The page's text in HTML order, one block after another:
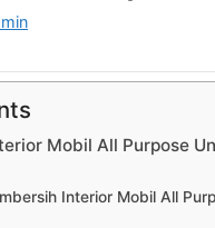
Mobil All Purpose
Interior Mobil All